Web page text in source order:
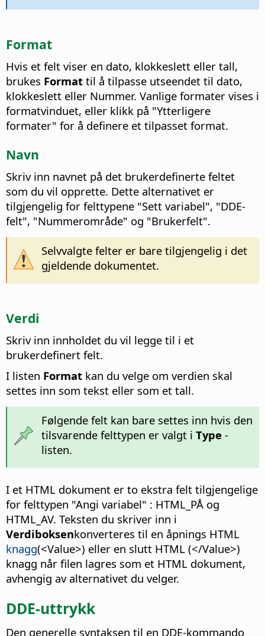
Format
Hvis et felt viser en dato, klokkeslett eller tall,
brukes Format til å tilpasse utseendet til dato,
klokkeslett eller Nummer. Vanlige formater vises i
formatvinduet, eller klikk på "Ytterligere
formater" for å definere et tilpasset format.
Navn
Skriv inn navnet på det brukerdefinerte feltet
som du vil opprette. Dette alternativet er
tilgjengelig for felttypene "Sett variabel", "DDE-
felt", "Nummerområde" og "Brukerfelt".
Selvvalgte felter er bare tilgjengelig i det
gjeldende dokumentet.
Verdi
Skriv inn innholdet du vil legge til i et
brukerdefinert felt.
I listen Format kan du velge om verdien skal
settes inn som tekst eller som et tall.
Følgende felt kan bare settes inn hvis den
tilsvarende felttypen er valgt i Type -
listen.
I et HTML dokument er to ekstra felt tilgjengelige
for felttypen "Angi variabel" : HTML_PÅ og
HTML_AV. Teksten du skriver inn i
Verdiboksenkonverteres til en åpnings HTML
knagg(<Value>) eller en slutt HTML (</Value>)
knagg når filen lagres som et HTML dokument,
avhengig av alternativet du velger.
DDE-uttrykk
Den generelle syntaksen til en DDE-kommando